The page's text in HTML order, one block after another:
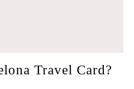
Travel Card?